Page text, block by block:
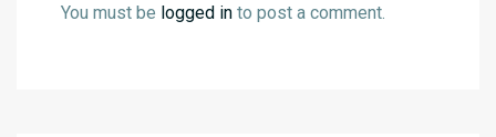
You must be logged in to post a comment.